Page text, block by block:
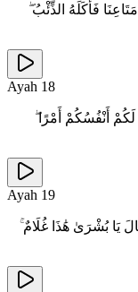
فَأَكَلَهُ الذِّئْبُ
Ayah 18
أَنْفُسُكُمْ أَمْرًا
Ayah 19
يَا بُشْرَىٰ هَٰذَا غُلَامٌ